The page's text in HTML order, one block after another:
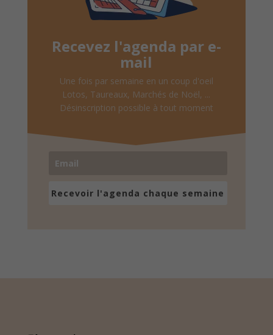
Recevez l'agenda par e-
mail
Une fois par semaine en un coup d'oeil
Lotos, Taureaux, Marchés de Noël, ...
Désinscription possible à tout moment
Recevoir l'agenda chaque semaine